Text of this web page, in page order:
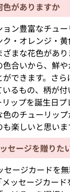
がありますか
ン豊富なチュ
・オレンジ・黄
まな花色があ
色合いから、鮮
できます。さ
るもの、柄が
ップを誕生日
のチューリッ
楽しいと思いま
セージを贈りた
セージカードを
ッセージカー